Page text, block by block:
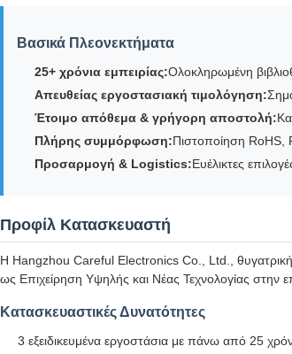
Βασικά Πλεονεκτήματα
25+ χρόνια εμπειρίας:Ολοκληρωμένη
Απευθείας εργοστασιακή τιμολόγηση:
Έτοιμο απόθεμα & γρήγορη αποστολή:
Πλήρης συμμόρφωση:Πιστοποίηση RoHS,
Προσαρμογή & Logistics:Ευέλικτες
Προφίλ Κατασκευαστή
Η Hangzhou Careful Electronics Co., Ltd., θυγατρική
ως Επιχείρηση Υψηλής και Νέας Τεχνολογίας στην
Κατασκευαστικές Δυνατότητες
3 εξειδικευμένα εργοστάσια με πάνω από 25